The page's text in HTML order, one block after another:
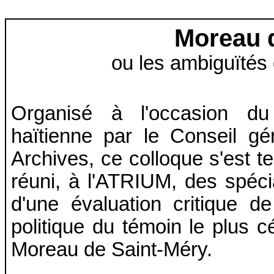
Moreau
ou les
Organisé à l'occasion du
haïtienne par le Conseil
Archives, ce colloque s'est
réuni, à l'ATRIUM, des
d'une évaluation critique
politique du témoin le plus
Moreau de Saint-Méry.